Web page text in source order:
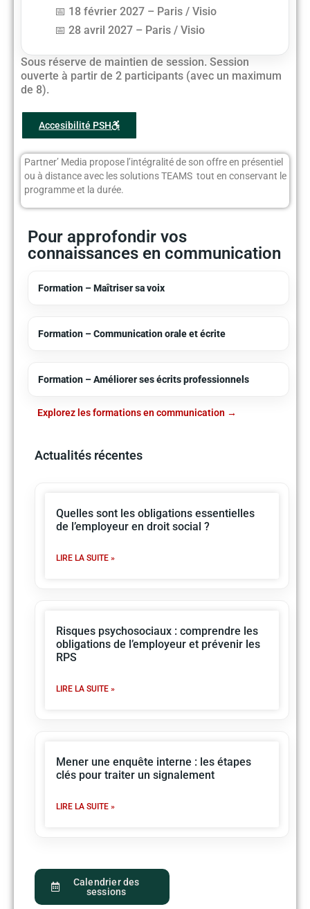
Pour approfondir vos
connaissances en communication
Formation – Maîtriser sa voix
Formation – Communication orale et écrite
Formation – Améliorer ses écrits professionnels
Explorez les formations en communication
Actualités récentes
Quelles sont les obligations essentielles
de l’employeur en droit social ?
LIRE LA SUITE »
Risques psychosociaux : comprendre les
obligations de l’employeur et prévenir les
RPS
LIRE LA SUITE »
Mener une enquête interne : les étapes
clés pour traiter un signalement
LIRE LA SUITE »
Calendrier des
sessions
18 février 2027 – Paris / Visio
28 avril 2027 – Paris / Visio
Sous réserve de maintien de session. Session
ouverte à partir de 2 participants (avec un maximum
de 8).
Accesibilité PSH
Partner’ Media propose l’intégralité de son offre en présentiel
ou à distance avec les solutions TEAMS tout en conservant le
programme et la durée.